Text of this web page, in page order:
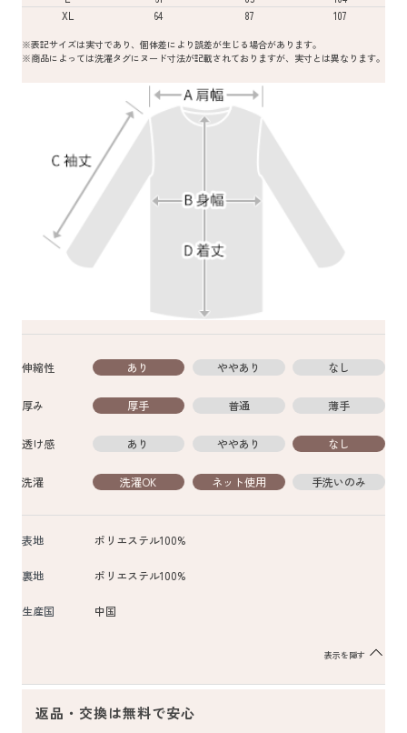
XL
64 87 107
※表記サイズは実寸であり、個体差により誤差が生じる場合があります。
※商品によっては洗濯タグにヌード寸法が記載されておりますが、実寸とは異なります。
伸縮性 あり ややあり なし
厚み 厚手 普通 薄手
透け感 あり ややあり なし
洗濯 洗濯OK ネット使用 手洗いのみ
表地 ポリエステル100%
裏地 ポリエステル100%
生産国 中国
表示を隠す
返品・交換は無料で安心